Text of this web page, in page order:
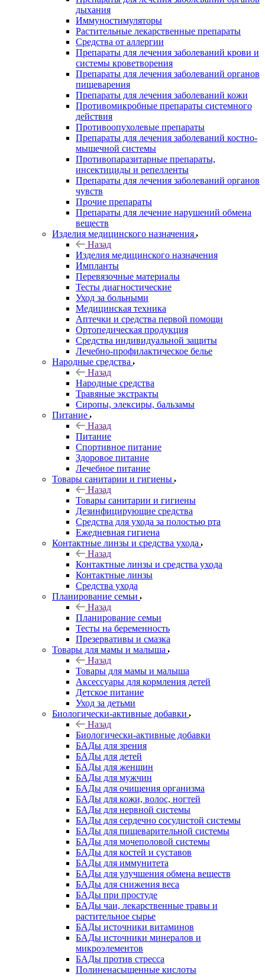
дыхания
Иммуностимуляторы
Растительные лекарственные препараты
Средства от аллергии
Препараты для лечения заболеваний крови и
системы кроветворения
Препараты для лечения заболеваний органов
пищеварения
Препараты для лечения заболеваний кожи
Противомикробные препараты системного
действия
Противоопухолевые препараты
Препараты для лечения заболеваний костно-
мышечной системы
Противопаразитарные препараты,
инсектициды и репелленты
Препараты для лечения заболеваний органов
чувств
Прочие препараты
Препараты для лечение нарушений обмена
веществ
Изделия медицинского назначения
Назад
Изделия медицинского назначения
Импланты
Перевязочные материалы
Тесты диагностические
Уход за больными
Медицинская техника
Аптечки и средства первой помощи
Ортопедическая продукция
Средства индивидуальной защиты
Лечебно-профилактическое белье
Народные средства
Назад
Народные средства
Травяные экстракты
Сиропы, элексиры, бальзамы
Питание
Назад
Питание
Спортивное питание
Здоровое питание
Лечебное питание
Товары санитарии и гигиены
Назад
Товары санитарии и гигиены
Дезинфицирующие средства
Средства для ухода за полостью рта
Ежедневная гигиена
Контактные линзы и средства ухода
Назад
Контактные линзы и средства ухода
Контактные линзы
Средства ухода
Планирование семьи
Назад
Планирование семьи
Тесты на беременность
Презервативы и смазка
Товары для мамы и малыша
Назад
Товары для мамы и малыша
Аксессуары для кормления детей
Детское питание
Уход за детьми
Биологически-активные добавки
Назад
Биологически-активные добавки
БАДы для зрения
БАДы для детей
БАДы для женщин
БАДы для мужчин
БАДы для очищения организма
БАДы для кожи, волос, ногтей
БАДы для нервной системы
БАДы для сердечно сосудистой системы
БАДы для пищеварительной системы
БАДы для мочеполовой системы
БАДы для костей и суставов
БАДы для иммунитета
БАДы для улучшения обмена веществ
БАДы для снижения веса
БАДы при простуде
БАДы чаи, лекарственные травы и
растительное сырье
БАДы источники витаминов
БАДы источники минералов и
микроэлементов
БАДы против стресса
Полиненасыщенные кислоты